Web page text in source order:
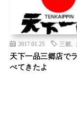
2017.01.25 三郷
天下一品三郷店で
べてきたよ